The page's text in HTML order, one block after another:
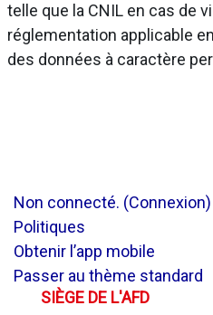
telle que la CNIL en cas de
réglementation applicable
des données à caractère
Non connecté. (Connexion)
Politiques
Obtenir l’app mobile
Passer au thème standard
SIÈGE DE L'AFD